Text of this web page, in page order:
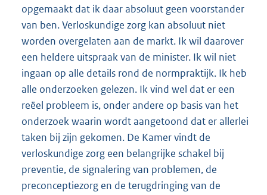
opgemaakt dat ik daar absoluut geen voorstander
van ben. Verloskundige zorg kan absoluut niet
worden overgelaten aan de markt. Ik wil daarover
een heldere uitspraak van de minister. Ik wil niet
ingaan op alle details rond de normpraktijk. Ik heb
alle onderzoeken gelezen. Ik vind wel dat er een
reëel probleem is, onder andere op basis van het
onderzoek waarin wordt aangetoond dat er allerlei
taken bij zijn gekomen. De Kamer vindt de
verloskundige zorg een belangrijke schakel bij
preventie, de signalering van problemen, de
preconceptiezorg en de terugdringing van de